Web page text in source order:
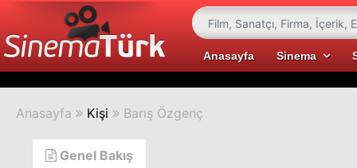
Anasayfa Sinema
Anasayfa Kişi Barış Özgenç
Genel Bakış